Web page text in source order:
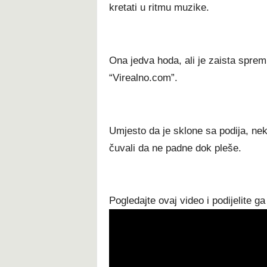
kretati u ritmu muzike.
Ona jedva hoda, ali je zaista
“Virealno.com”.
Umjesto da je sklone sa podija,
čuvali da ne padne dok pleše.
Pogledajte ovaj video i podijelite